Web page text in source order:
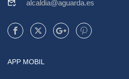
alcaldia@aguarda.es
APP MOBIL